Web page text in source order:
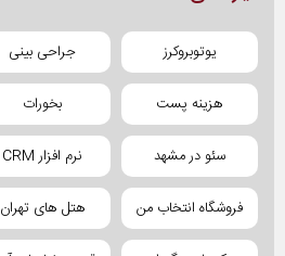
یوتوبروکرز جراحی بینی
هزینه پست بخورات
سئو در مشهد نرم افزار CRM
فروشگاه انتخاب من هتل های تهران